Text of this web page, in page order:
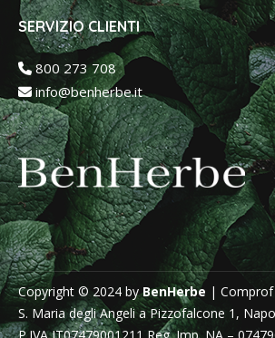
SERVIZIO CLIENTI
800 273 708
info@benherbe.it
Copyright © 2024 byBenHerbe |
S. Maria degli Angeli a Pizzofalcone 1,
P.IVA IT07479001211 Reg. Imp. NA –